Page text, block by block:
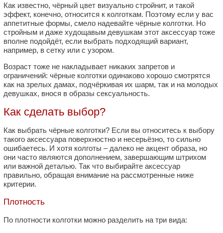
Как известно, чёрный цвет визуально стройнит, и такой
эффект, конечно, относится к колготкам. Поэтому если у вас
аппетитные формы, смело надевайте чёрные колготки. Но
стройным и даже худощавым девушкам этот аксессуар тоже
вполне подойдёт, если выбрать подходящий вариант,
например, в сетку или с узором.
Возраст тоже не накладывает никаких запретов и
ограничений: чёрные колготки одинаково хорошо смотрятся
как на зрелых дамах, подчёркивая их шарм, так и на молодых
девушках, внося в образы сексуальность.
Как сделать выбор?
Как выбрать чёрные колготки? Если вы относитесь к выбору
такого аксессуара поверхностно и несерьёзно, то сильно
ошибаетесь. И хотя колготы – далеко не акцент образа, но
они часто являются дополнением, завершающим штрихом
или важной деталью. Так что выбирайте аксессуар
правильно, обращая внимание на рассмотренные ниже
критерии.
Плотность
По плотности колготки можно разделить на три вида: